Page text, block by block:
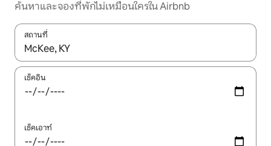
ค้นหาและจองที่พักไม่เหมือนใครใน Airbnb
สถานที่
ใช้ลูกศรขึ้นลง หรือใช้การสัมผัสหรือปัด เพื่อสำรวจผลการค้นหา
เช็คอิน
เช็คเอาท์